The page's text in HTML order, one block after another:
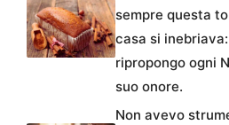
sempre questa
casa si
ripropongo ogni
suo onore.
Non avevo